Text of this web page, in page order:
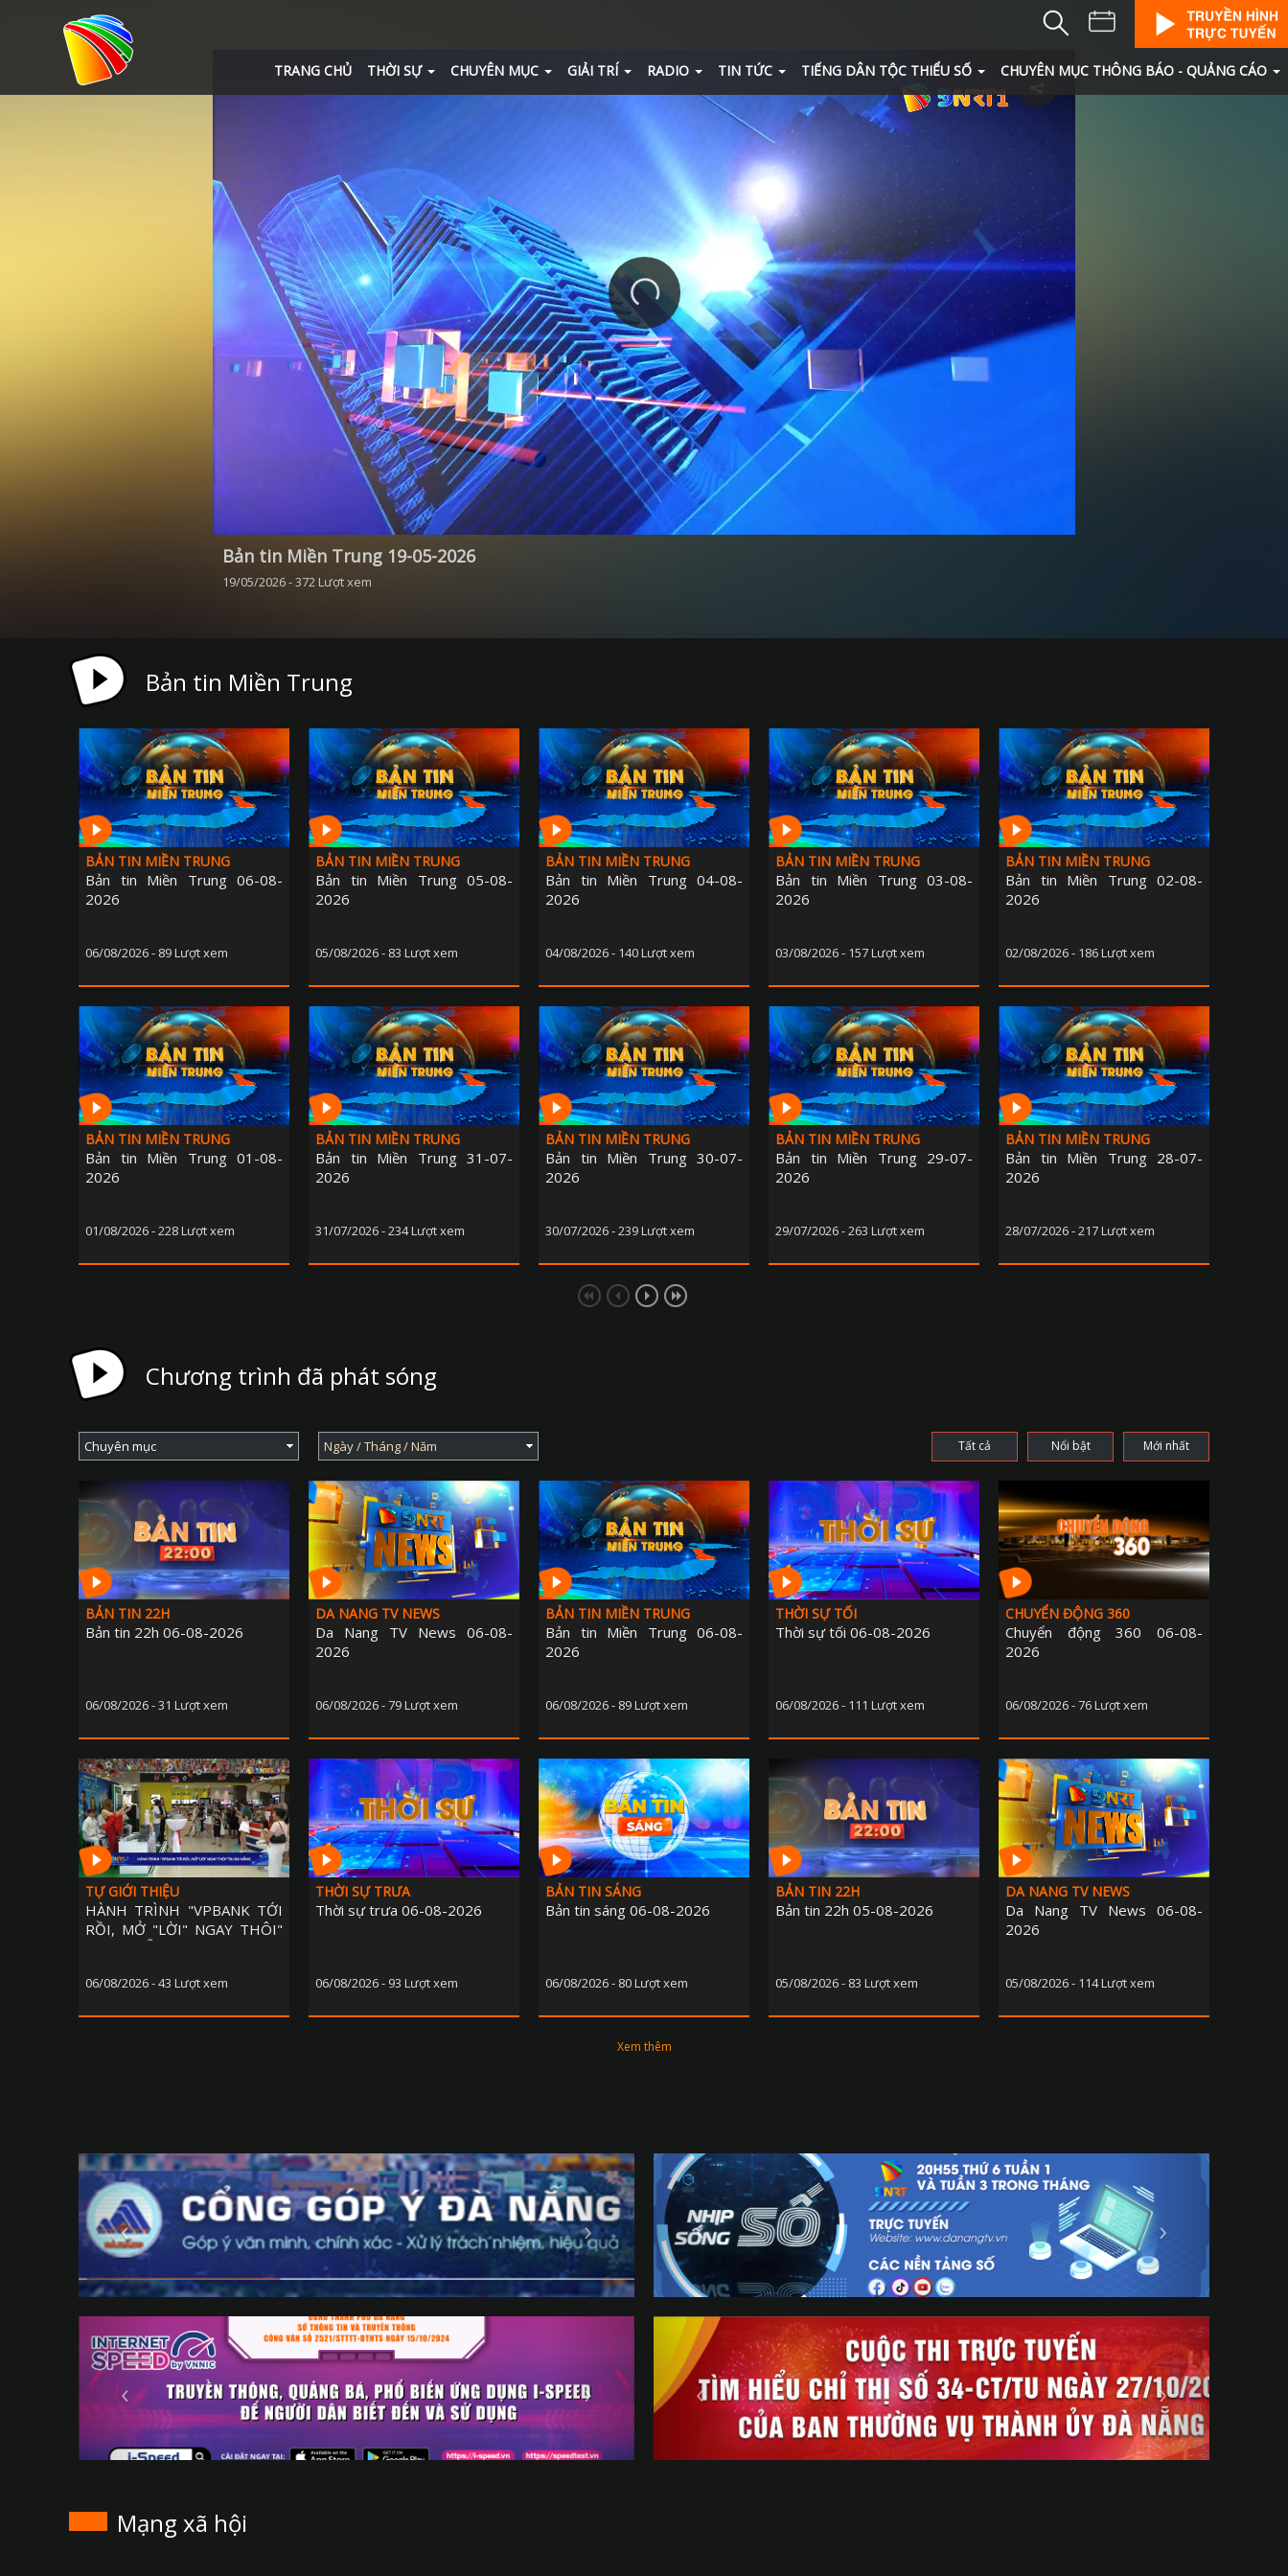
TRANG CHỦ THỜI SỰ CHUYÊN MỤC GIẢI TRÍ RADIO TIN TỨC TIẾNG DÂN TỘC THIỂU SỐ CHUYÊN MỤC THÔNG BÁO - QUẢNG CÁO
Bản tin Miền Trung 19-05-2026
19/05/2026 - 372 Lượt xem
Bản tin Miền Trung
BẢN TIN MIỀN TRUNG
Bản tin Miền Trung 06-08-
2026
06/08/2026 - 89 Lượt xem
BẢN TIN MIỀN TRUNG
Bản tin Miền Trung 05-08-
2026
05/08/2026 - 83 Lượt xem
BẢN TIN MIỀN TRUNG
Bản tin Miền Trung 04-08-
2026
04/08/2026 - 140 Lượt xem
BẢN TIN MIỀN TRUNG
Bản tin Miền Trung 03-08-
2026
03/08/2026 - 157 Lượt xem
BẢN TIN MIỀN TRUNG
Bản tin Miền Trung 02-08-
2026
02/08/2026 - 186 Lượt xem
BẢN TIN MIỀN TRUNG
Bản tin Miền Trung 01-08-
2026
01/08/2026 - 228 Lượt xem
BẢN TIN MIỀN TRUNG
Bản tin Miền Trung 31-07-
2026
31/07/2026 - 234 Lượt xem
BẢN TIN MIỀN TRUNG
Bản tin Miền Trung 30-07-
2026
30/07/2026 - 239 Lượt xem
BẢN TIN MIỀN TRUNG
Bản tin Miền Trung 29-07-
2026
29/07/2026 - 263 Lượt xem
BẢN TIN MIỀN TRUNG
Bản tin Miền Trung 28-07-
2026
28/07/2026 - 217 Lượt xem
Chương trình đã phát sóng
Mới nhất
Nổi bật
Tất cả
BẢN TIN 22H
Bản tin 22h 06-08-2026
06/08/2026 - 31 Lượt xem
DA NANG TV NEWS
Da Nang TV News 06-08-
2026
06/08/2026 - 79 Lượt xem
BẢN TIN MIỀN TRUNG
Bản tin Miền Trung 06-08-
2026
06/08/2026 - 89 Lượt xem
THỜI SỰ TỐI
Thời sự tối 06-08-2026
06/08/2026 - 111 Lượt xem
CHUYỂN ĐỘNG 360
Chuyển động 360 06-08-
2026
06/08/2026 - 76 Lượt xem
TỰ GIỚI THIỆU
HÀNH TRÌNH "VPBANK TỚI
RỒI, MỞ "LỜI" NGAY THÔI"
06/08/2026 - 43 Lượt xem
THỜI SỰ TRƯA
Thời sự trưa 06-08-2026
06/08/2026 - 93 Lượt xem
BẢN TIN SÁNG
Bản tin sáng 06-08-2026
06/08/2026 - 80 Lượt xem
BẢN TIN 22H
Bản tin 22h 05-08-2026
05/08/2026 - 83 Lượt xem
DA NANG TV NEWS
Da Nang TV News 06-08-
2026
05/08/2026 - 114 Lượt xem
Xem thêm
Mạng xã hội